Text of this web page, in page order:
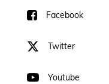
Facebook
Twitter
Youtube